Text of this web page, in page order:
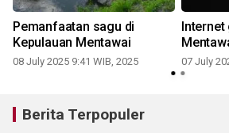
Pemanfaatan sagu di
Kepulauan Mentawai
08 July 2025 9:41 WIB, 2025
Internet
07 July
Berita Terpopuler